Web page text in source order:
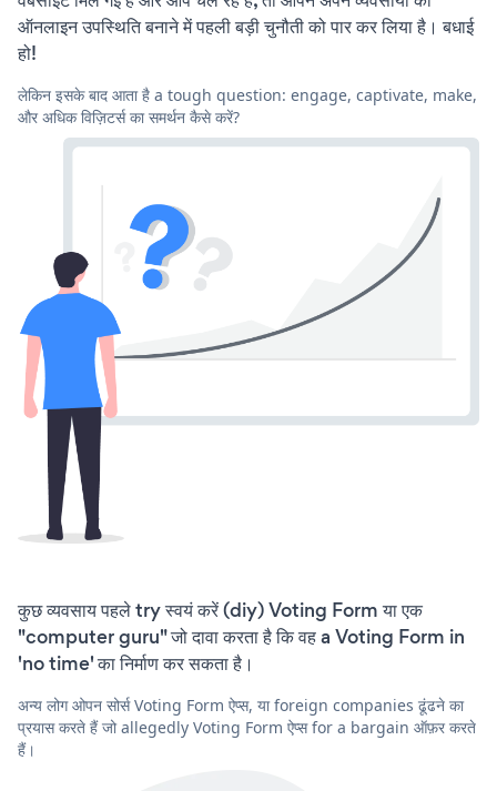
ऑनलाइन उपस्थिति बनाने में पहली बड़ी चुनौती को पार कर लिया है। बधाई
हो!
लेकिन इसके बाद आता है a tough question: engage, captivate, make,
और अधिक विज़िटर्स का समर्थन कैसे करें?
कुछ व्यवसाय पहले try स्वयं करें (diy) Voting Form या एक
"computer guru" जो दावा करता है कि वह a Voting Form in
'no time' का निर्माण कर सकता है।
अन्य लोग ओपन सोर्स Voting Form ऐप्स, या foreign companies ढूंढने का
प्रयास करते हैं जो allegedly Voting Form ऐप्स for a bargain ऑफ़र करते
हैं।